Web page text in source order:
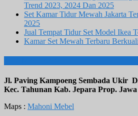
Trend 2023, 2024 Dan 2025
Set Kamar Tidur Mewah Jakarta
2025
Jual Tempat Tidur Set Model Ikea
Kamar Set Mewah Terbaru
Jl. Paving Kampoeng Sembada Ukir
Kec. Tahunan Kab. Jepara Prop. Jawa
Maps : Mahoni Mebel